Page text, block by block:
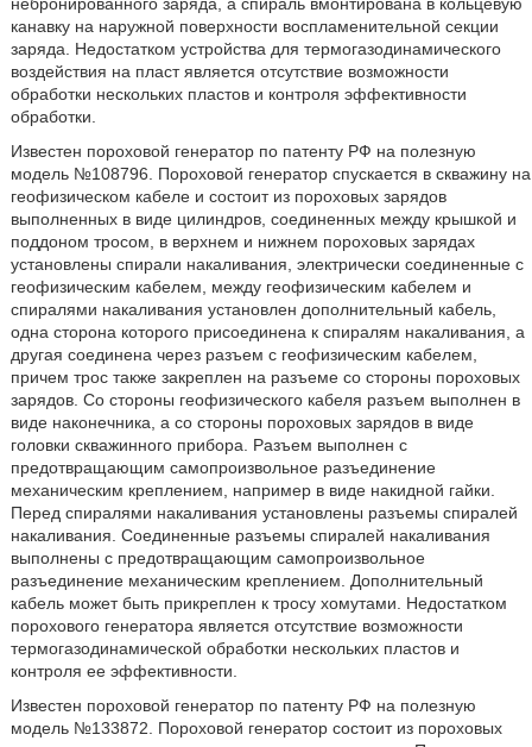
канавку на наружной поверхности воспламенительной секции
заряда. Недостатком устройства для термогазодинамического
воздействия на пласт является отсутствие возможности
обработки нескольких пластов и контроля эффективности
обработки.
Известен пороховой генератор по патенту РФ на полезную
модель №108796. Пороховой генератор спускается в скважину на
геофизическом кабеле и состоит из пороховых зарядов
выполненных в виде цилиндров, соединенных между крышкой и
поддоном тросом, в верхнем и нижнем пороховых зарядах
установлены спирали накаливания, электрически соединенные с
геофизическим кабелем, между геофизическим кабелем и
спиралями накаливания установлен дополнительный кабель,
одна сторона которого присоединена к спиралям накаливания, а
другая соединена через разъем с геофизическим кабелем,
причем трос также закреплен на разъеме со стороны пороховых
зарядов. Со стороны геофизического кабеля разъем выполнен в
виде наконечника, а со стороны пороховых зарядов в виде
головки скважинного прибора. Разъем выполнен с
предотвращающим самопроизвольное разъединение
механическим креплением, например в виде накидной гайки.
Перед спиралями накаливания установлены разъемы спиралей
накаливания. Соединенные разъемы спиралей накаливания
выполнены с предотвращающим самопроизвольное
разъединение механическим креплением. Дополнительный
кабель может быть прикреплен к тросу хомутами. Недостатком
порохового генератора является отсутствие возможности
термогазодинамической обработки нескольких пластов и
контроля ее эффективности.
Известен пороховой генератор по патенту РФ на полезную
модель №133872. Пороховой генератор состоит из пороховых